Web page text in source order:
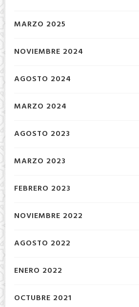
MARZO 2025
NOVIEMBRE 2024
AGOSTO 2024
MARZO 2024
AGOSTO 2023
MARZO 2023
FEBRERO 2023
NOVIEMBRE 2022
AGOSTO 2022
ENERO 2022
OCTUBRE 2021